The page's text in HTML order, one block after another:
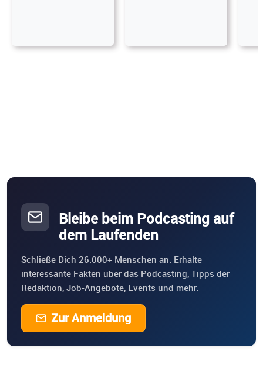
Bleibe beim Podcasting auf
dem Laufenden
Schließe Dich 26.000+ Menschen an. Erhalte
interessante Fakten über das Podcasting, Tipps der
Redaktion, Job-Angebote, Events und mehr.
Zur Anmeldung